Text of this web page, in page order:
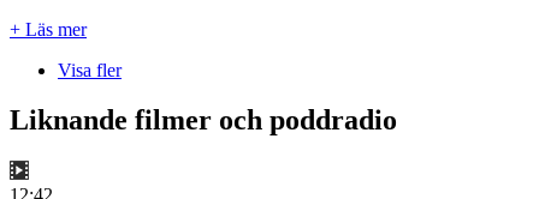
+ Läs mer
Visa fler
Liknande filmer och poddradio